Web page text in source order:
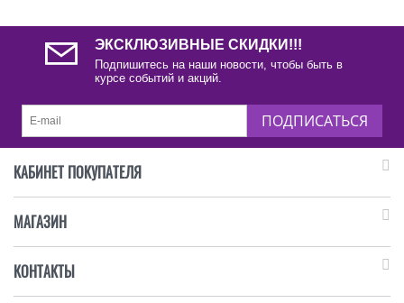
ЭКСКЛЮЗИВНЫЕ СКИДКИ!!!
Подпишитесь на наши новости, чтобы быть в
курсе событий и акций.
ПОДПИСАТЬСЯ
КАБИНЕТ ПОКУПАТЕЛЯ
МАГАЗИН
КОНТАКТЫ